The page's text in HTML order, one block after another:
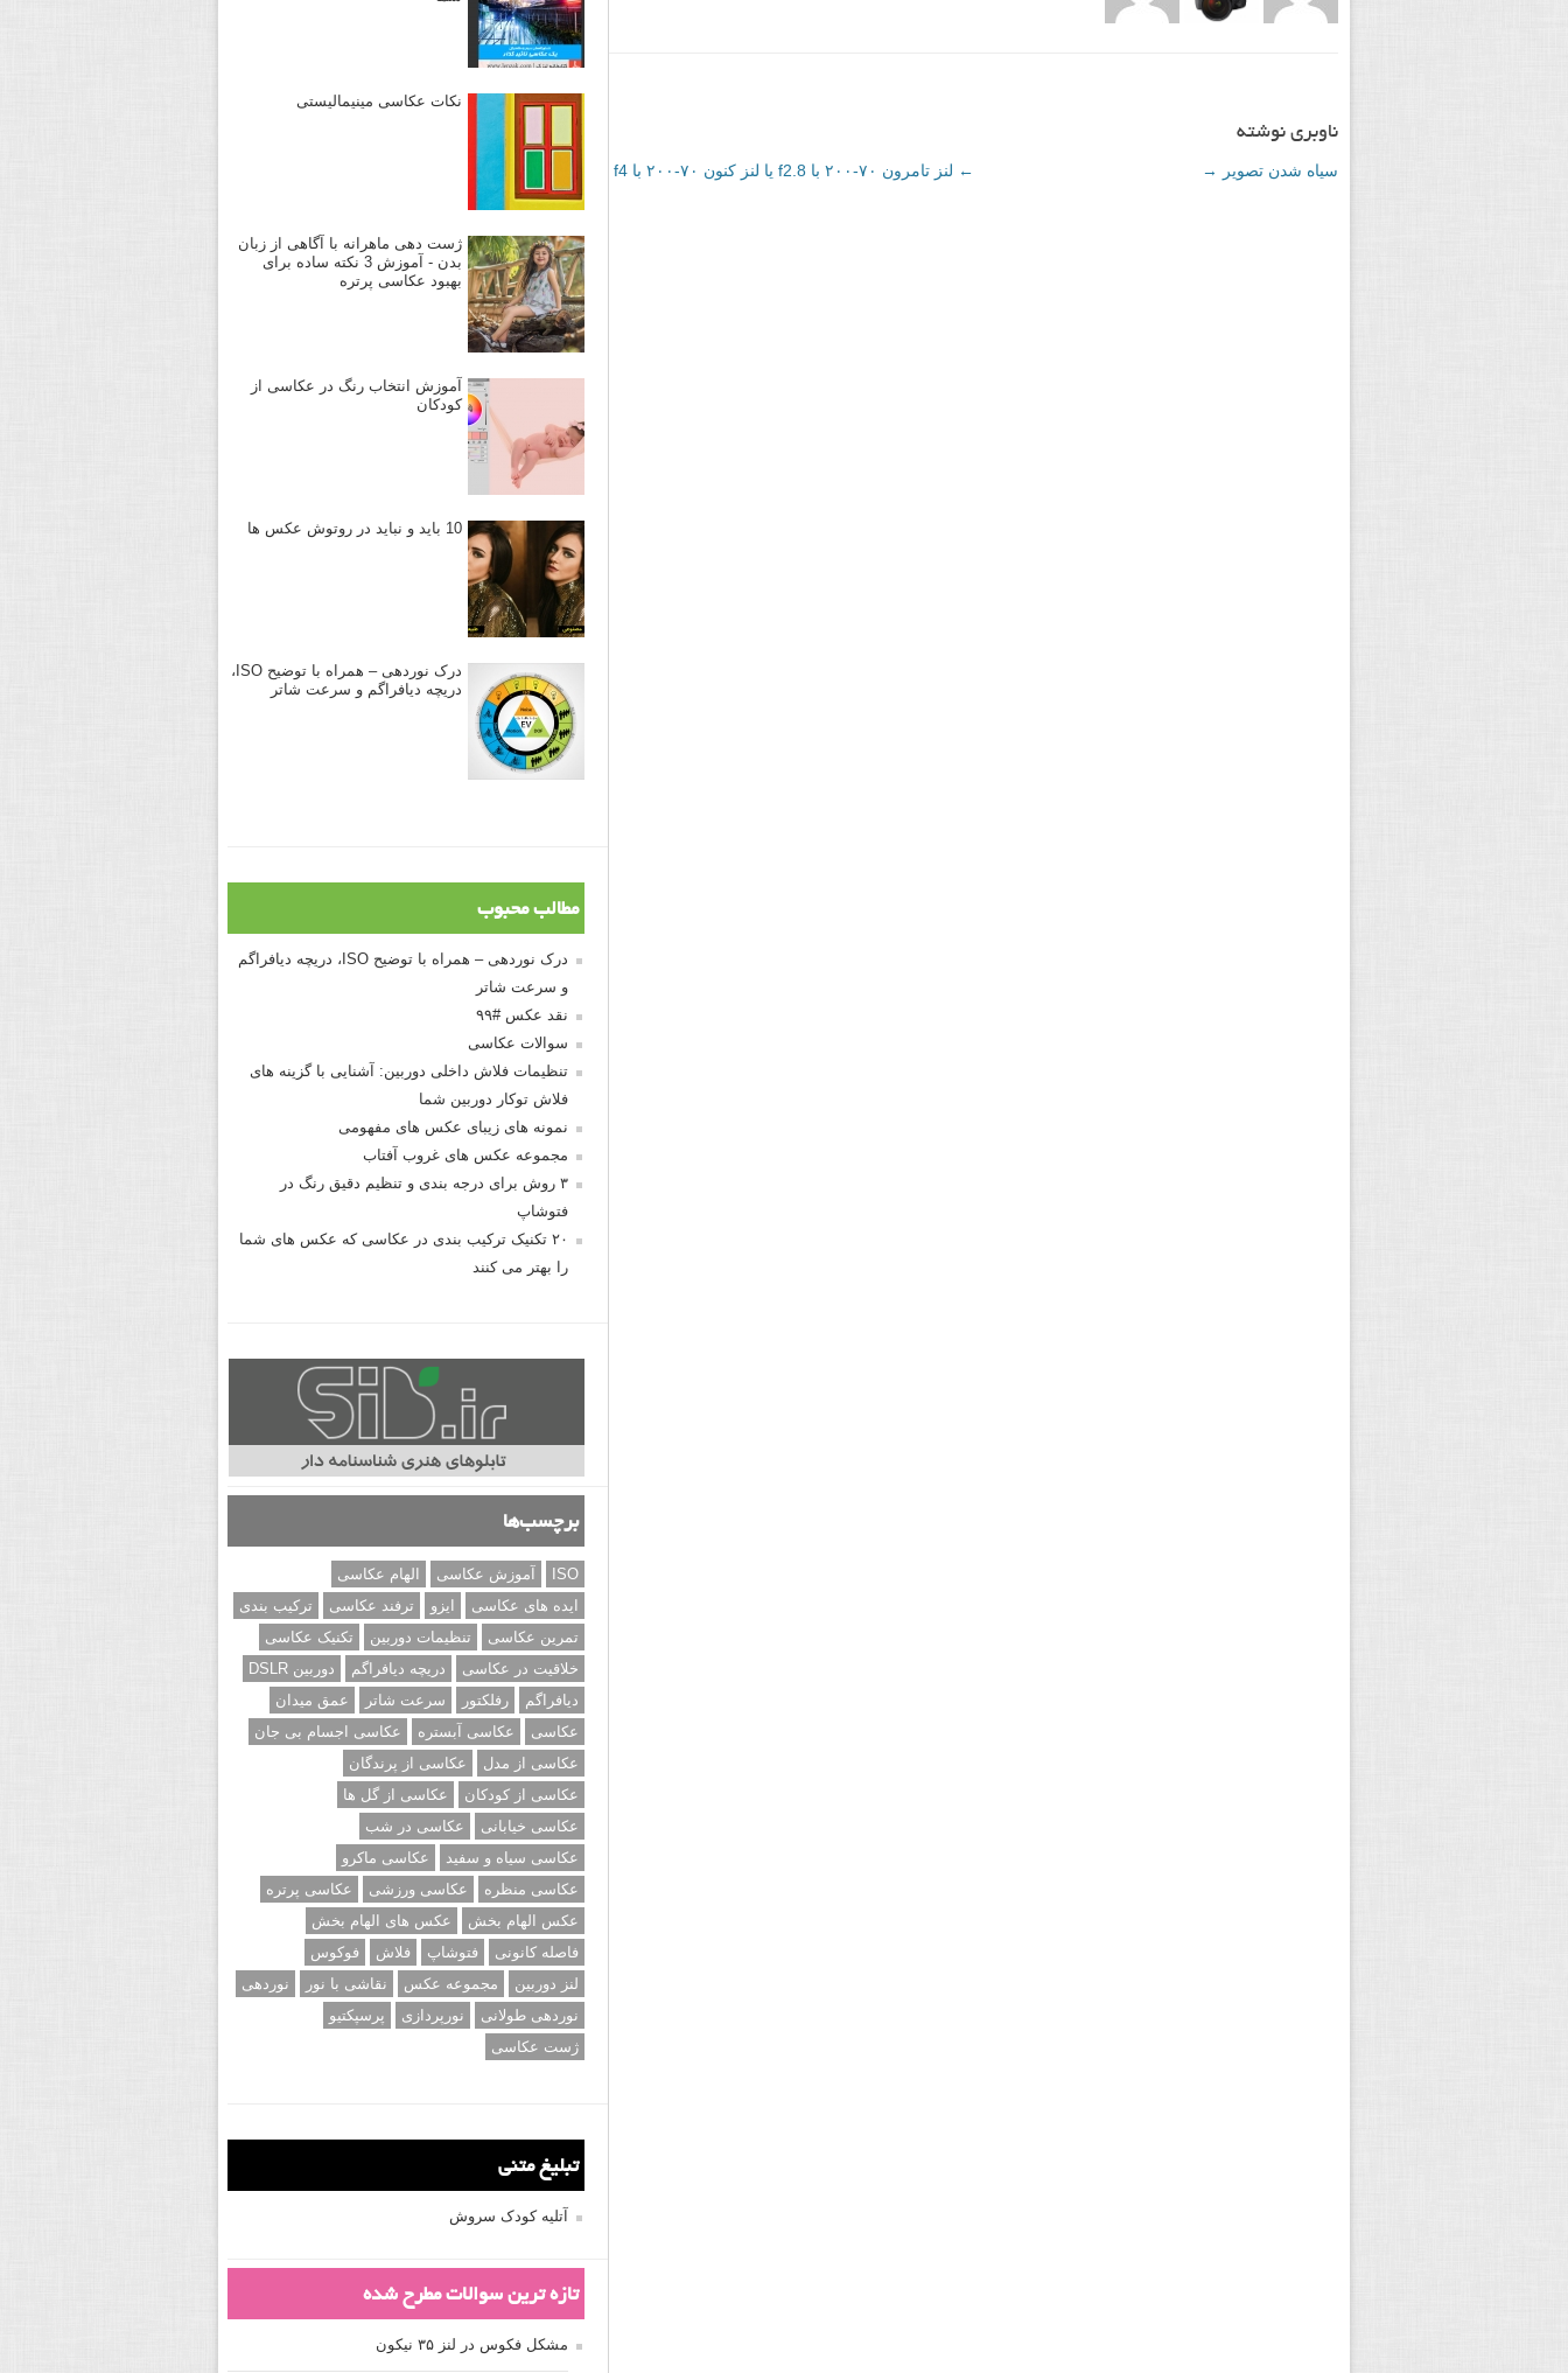
ناوبری نوشته
← لنز تامرون ۷۰-۲۰۰ با f2.8 یا لنز کنون ۷۰-۲۰۰ با f4 سیاه شدن تصویر →
نکات عکاسی مینیمالیستی
ژست دهی ماهرانه با آگاهی از زبان
بدن - آموزش 3 نکته ساده برای
بهبود عکاسی پرتره
آموزش انتخاب رنگ در عکاسی از
کودکان
10 باید و نباید در روتوش عکس ها
درک نوردهی – همراه با توضیح ISO،
دریچه دیافراگم و سرعت شاتر
مطالب محبوب
درک نوردهی – همراه با توضیح ISO، دریچه دیافراگم
و سرعت شاتر
نقد عکس #۹۹
سوالات عکاسی
تنظیمات فلاش داخلی دوربین: آشنایی با گزینه های
فلاش توکار دوربین شما
نمونه های زیبای عکس های مفهومی
مجموعه عکس های غروب آفتاب
۳ روش برای درجه بندی و تنظیم دقیق رنگ در
فتوشاپ
۲۰ تکنیک ترکیب بندی در عکاسی که عکس های شما
را بهتر می کنند
برچسب‌ها
ISO آموزش عکاسی
الهام عکاسی
ایده های عکاسی
ایزو ترفند عکاسی
ترکیب بندی
تمرین عکاسی
تنظیمات دوربین
تکنیک عکاسی
خلاقیت در عکاسی
دریچه دیافراگم
دوربین DSLR
دیافراگم
رفلکتور سرعت شاتر
عمق میدان
عکاسی
عکاسی آبستره
عکاسی اجسام بی جان
عکاسی از مدل
عکاسی از پرندگان
عکاسی از کودکان
عکاسی از گل ها
عکاسی خیابانی
عکاسی در شب
عکاسی سیاه و سفید
عکاسی ماکرو
عکاسی منظره
عکاسی ورزشی
عکاسی پرتره
عکس الهام بخش
عکس های الهام بخش
فاصله کانونی
فتوشاپ فلاش
فوکوس
لنز دوربین
مجموعه عکس نقاشی با نور
نوردهی
نوردهی طولانی
نورپردازی
پرسپکتیو
ژست عکاسی
تبلیغ متنی
آتلیه کودک سروش
تازه ترین سوالات مطرح شده
مشکل فکوس در لنز ۳۵ نیکون